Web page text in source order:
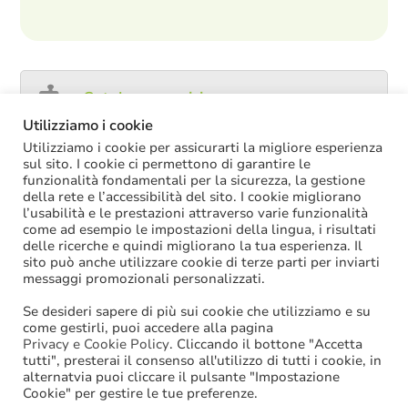
Catalogo servizi
ULTIME NOTIZIE
Decreto PA: nella versione definitiva salta il
chiarimento sul trattamento economico
spettante durante le ferie
La soppressione dei vecchi tetti di spesa
offre più margini anche per l’aumento del
ACCRUAL: come si registrano i
trasferimenti vincolati per investimenti
riscossi prima del 2025?
Oggi in Cdm il nuovo “Decreto PA”: molte
le novità di interesse per gli enti locali
Niente assunzioni tramite scorrimento di
Utilizziamo i cookie
Utilizziamo i cookie per assicurarti la migliore esperienza
sul sito. I cookie ci permettono di garantire le
funzionalità fondamentali per la sicurezza, la gestione
della rete e l’accessibilità del sito. I cookie migliorano
l’usabilità e le prestazioni attraverso varie funzionalità
come ad esempio le impostazioni della lingua, i risultati
delle ricerche e quindi migliorano la tua esperienza. Il
sito può anche utilizzare cookie di terze parti per inviarti
messaggi promozionali personalizzati.
Se desideri sapere di più sui cookie che utilizziamo e su
come gestirli, puoi accedere alla pagina
Privacy e Cookie Policy. Cliccando il bottone "Accetta
tutti", presterai il consenso all'utilizzo di tutti i cookie, in
alternatvia puoi cliccare il pulsante "Impostazione
Cookie" per gestire le tue preferenze.